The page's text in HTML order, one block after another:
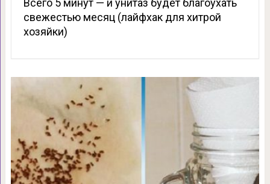
Всего 5 минут — и унитаз будет благоухать
свежестью месяц (лайфхак для хитрой
хозяйки)